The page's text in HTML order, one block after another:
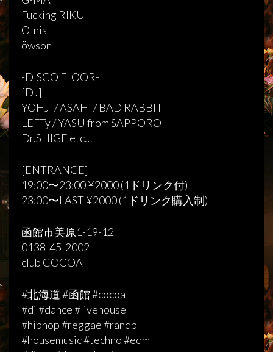
Fucking RIKU
O-nis
öwson
-DISCO FLOOR-
[DJ]
YOHJI / ASAHI / BAD RABBIT
LEFTy / YASU from SAPPORO
Dr.SHIGE etc…
[ENTRANCE]
19:00〜23:00 ¥2000 (1ドリンク付)
23:00〜LAST ¥2000 (1ドリンク購入制)
函館市美原1-19-12
0138-45-2002
club COCOA
#北海道 #函館 #cocoa
#dj #dance #livehouse
#hiphop #reggae #randb
#housemusic #techno #edm